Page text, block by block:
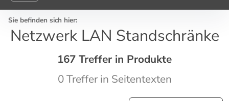
Sie befinden sich hier:
Netzwerk LAN Standschränke
167 Treffer in Produkte
0 Treffer in Seitentexten